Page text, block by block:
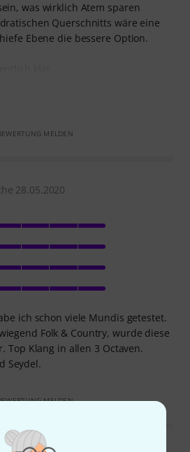
was wirklich Atem sparen
Querschnitts wäre eine
Ebene die bessere Option.
MELDEN
28.05.2020
ich schon viele Mundis getestet.
Folk & Country, wurde diese
Top Klang in allen 3 Octaven.
Seydel.
MELDEN